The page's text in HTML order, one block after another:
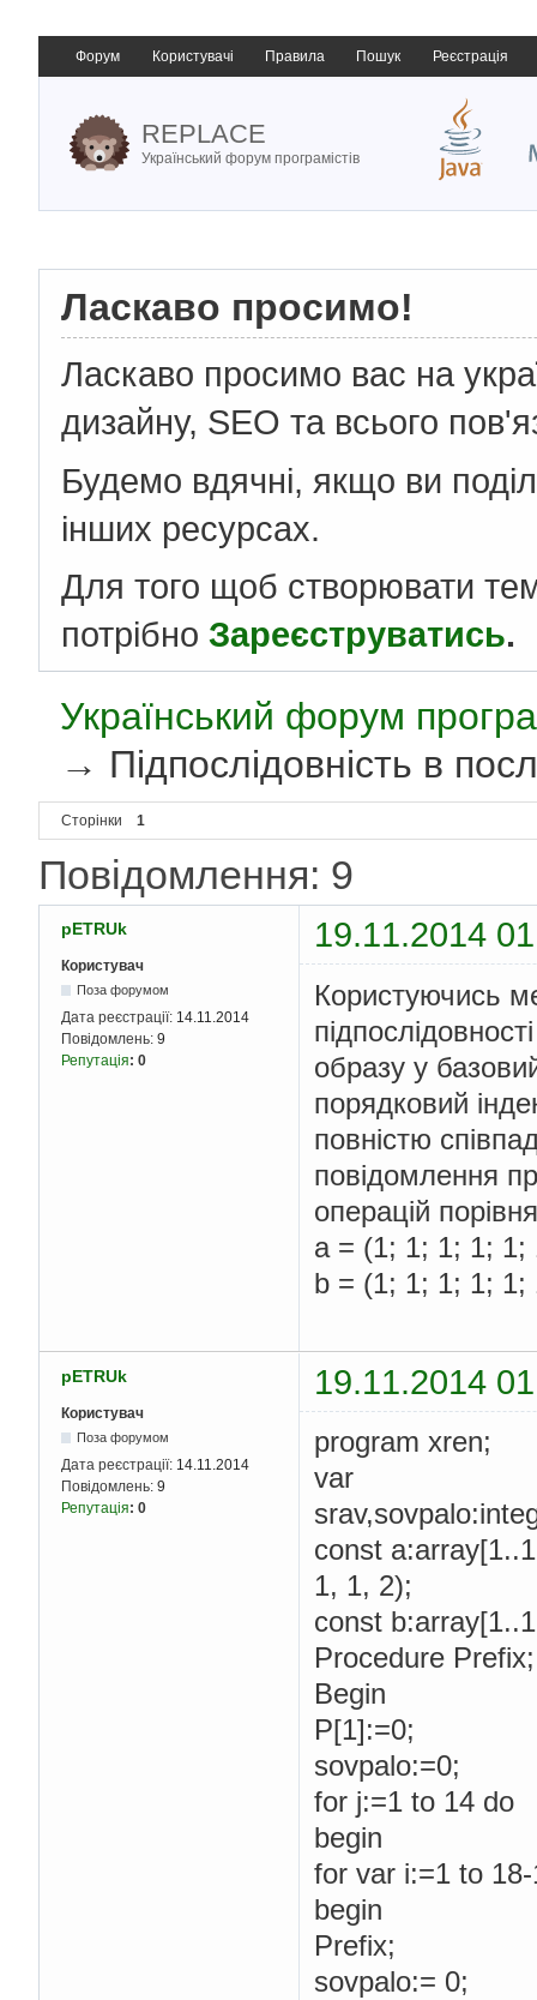
Форум Користувачі Правила Пошук Реєстрація
REPLACE
Український форум програмістів
Ласкаво просимо!
Ласкаво просимо вас на
дизайну, SEO та всього
Будемо вдячні, якщо ви
інших ресурсах.
Для того щоб створювати
потрібно Зареєструватись.
Український форум
→ Підпослідовність в
Сторінки 1
Повідомлення: 9
pETRUk 19.11.2014
Користувач
Поза форумом
Дата реєстрації: 14.11.2014
Повідомлень: 9
Репутація: 0
Користуючись
образу у
порядковий
повністю
повідомлення
операцій
a = (1; 1; 1; 1;
b = (1; 1; 1; 1;
pETRUk 19.11.2014
Користувач
Поза форумом
Дата реєстрації: 14.11.2014
Повідомлень: 9
Репутація: 0
program xren;
var
const
1, 1, 2);
const
Procedure Prefix;
Begin
P[1]:=0;
sovpalo:=0;
for j:=1 to 14 do
begin
for var i:=1 to
begin
Prefix;
sovpalo:= 0;